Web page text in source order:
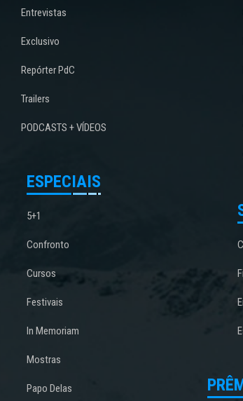
Entrevistas
Exclusivo
Repórter PdC
Trailers
PODCASTS + VÍDEOS
ESPECIAIS
5+1
Confronto
Cursos
Festivais
In Memoriam
Mostras
Papo Delas